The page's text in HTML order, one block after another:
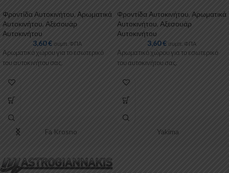
Φροντίδα Αυτοκινήτου Αρωματικά
Αυτοκινήτου, Αξεσουάρ
Αυτοκινήτου
3,60€ συμπ. ΦΠΑ
Αρωματικό χώρου για το εσωτερικό
του αυτοκινήτου σας.
Φροντίδα Αυτοκινήτου, Αρωματικά
Αυτοκινήτου, Αξεσουάρ
Αυτοκινήτου
3,60€ συμπ. ΦΠΑ
Αρωματικό χώρου για το εσωτερικό
του αυτοκινήτου σας.
Fa Krosno Yakima